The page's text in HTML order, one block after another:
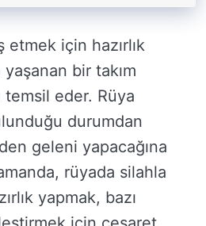
etmek için hazırlık
bir takım
temsil eder. Rüya
durumdan
geleni yapacağına
rüyada silahla
yapmak, bazı